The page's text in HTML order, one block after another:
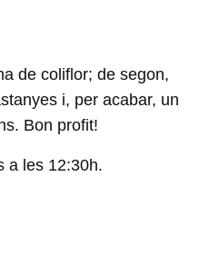
de coliflor; de segon,
i, per acabar, un
Bon profit!
a les 12:30h.